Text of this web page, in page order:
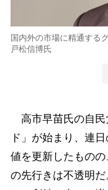
国内外の市場に精通する
戸松信博氏
高市早苗氏の自民
ド」が始まり、連
値を更新したもの
の先行きは不透明